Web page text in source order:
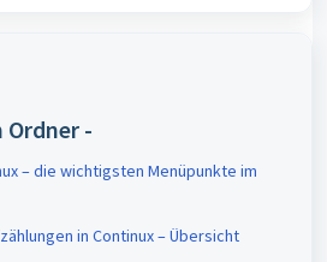
-
– die wichtigsten Menüpunkte im
in Continux – Übersicht